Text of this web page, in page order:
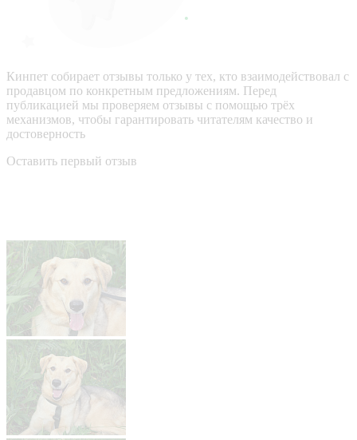
Кинпет собирает отзывы только у тех, кто взаимодействовал с
продавцом по конкретным предложениям. Перед
публикацией мы проверяем отзывы с помощью трёх
механизмов, чтобы гарантировать читателям качество и
достоверность
Оставить первый отзыв